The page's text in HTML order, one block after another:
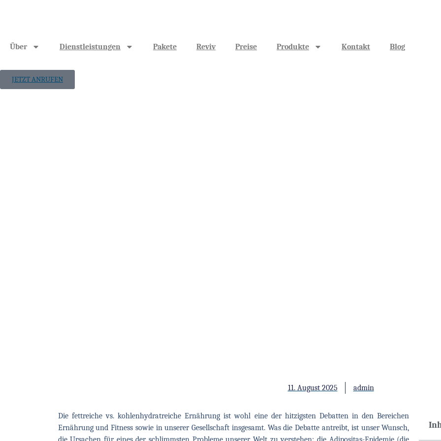
Über Dienstleistungen Pakete Reviv Preise Produkte Kontakt Blog
JETZT ANRUFEN
11. August 2025 admin
Die fettreiche vs. kohlenhydratreiche Ernährung ist wohl eine der hitzigsten Debatten in den Bereichen
Ernährung und Fitness sowie in unserer Gesellschaft insgesamt. Was die Debatte antreibt, ist unser Wunsch,